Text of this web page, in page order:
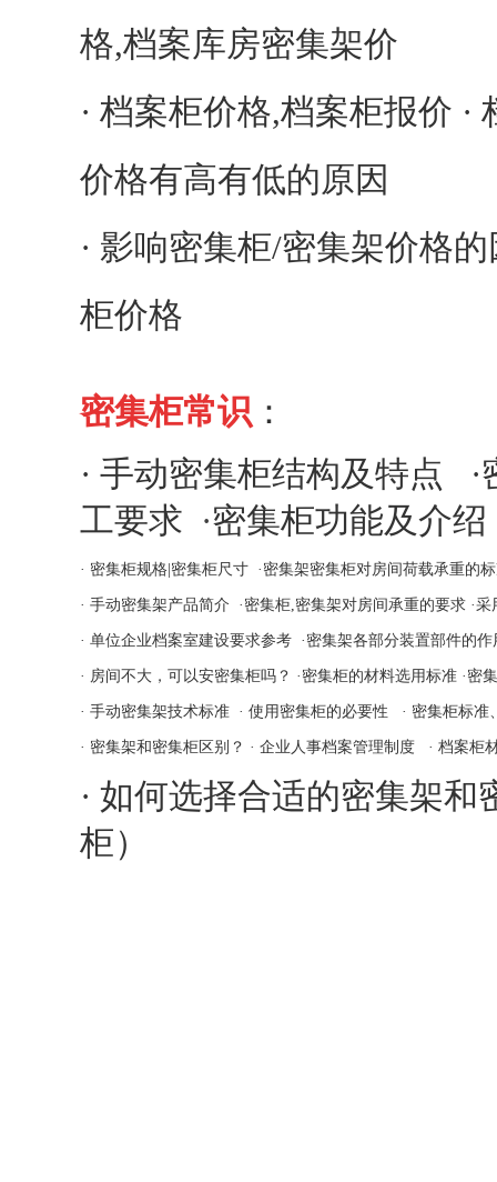
格,档案库房密集架价
· 档案柜价格,档案柜报价 ·
价格有高有低的原因
· 影响密集柜/密集架价格
柜价格
密集柜常识：
· 手动密集柜结构及特点 ·
工要求 ·密集柜功能及介绍
· 密集柜规格|密集柜尺寸 · 密集架密集柜对房间荷载承重的
· 手动密集架产品简介 · 密集柜,密集架对房间承重的要求·采
· 单位企业档案室建设要求参考 · 密集架各部分装置部件的作
· 房间不大，可以安密集柜吗？ · 密集柜的材料选用标准 · 密
· 手动密集架技术标准 · 使用密集柜的必要性 · 密集柜标准
· 密集架和密集柜区别？ · 企业人事档案管理制度 · 档案柜
· 如何选择合适的密集架和
柜）